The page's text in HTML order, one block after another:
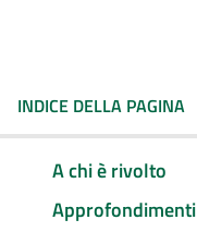
INDICE DELLA PAGINA
A chi è rivolto
Approfondimenti